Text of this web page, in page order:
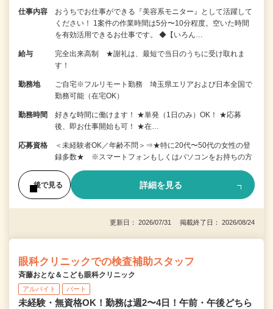
仕事内容
おうちでお仕事ができる『美容系モニター』として活躍して
ください！ 1案件の作業時間は5分〜10分程度。空いた時間
を有効活用できるお仕事です。 ◆【いろん…
給与
完全出来高制 ★謝礼は、最短で当日のうちに受け取れま
す！
勤務地
ご自宅※フルリモート勤務 埼玉県エリアおよび日本全国で
勤務可能（在宅OK）
勤務時間
好きな時間に働けます！ ★単発（1日のみ）OK！ ★応募
後、即お仕事開始も可！ ★在…
応募資格
＜未経験者OK／年齢不問＞⇒★特に20代〜50代の女性の登
録多数★ ※スマートフォンもしくはパソコンをお持ちの方
後で見る 詳細を見る
更新日： 2026/07/31 掲載終了日： 2026/08/24
眼科クリニックでの検査補助スタッフ
斉藤おとな＆こども眼科クリニック
アルバイト パート
未経験・無資格OK！勤務は週2〜4日！午前・午後どちら